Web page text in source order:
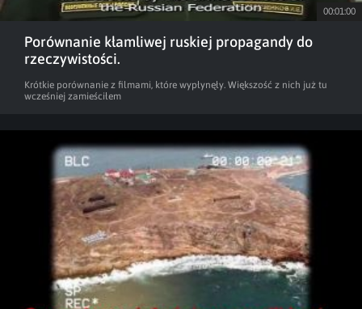
00:01:00
Porównanie kłamliwej ruskiej propagandy do
rzeczywistości.
Krótkie porównanie z filmami, które wypłynęły. Większość z nich już tu
wcześniej zamieściłem